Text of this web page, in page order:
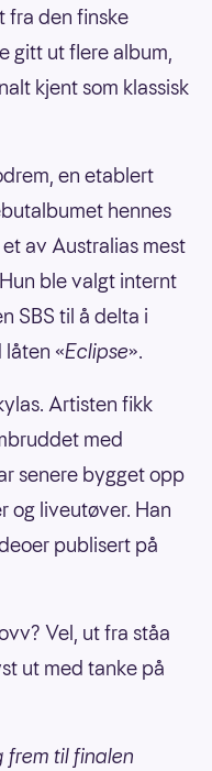
fra den finske
gitt ut flere album,
kjent som klassisk
en etablert
hennes
et av Australias mest
ble valgt internt
SBS til å delta i
«Eclipse».
Artisten fikk
med
senere bygget opp
og liveutøver. Han
publisert på
Vel, ut fra ståa
ut med tanke på
frem til finalen